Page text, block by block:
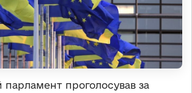
парламент проголосував за